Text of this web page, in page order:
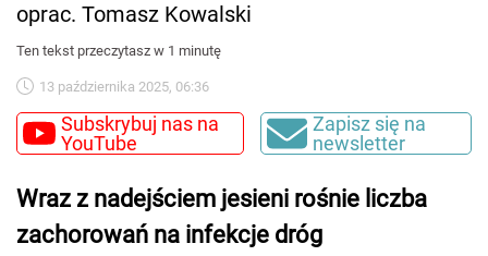
oprac. Tomasz Kowalski
Ten tekst przeczytasz w 1 minutę
13 października 2025, 06:36
Subskrybuj nas na
YouTube
Zapisz się na
newsletter
Wraz z nadejściem jesieni rośnie liczba
zachorowań na infekcje dróg